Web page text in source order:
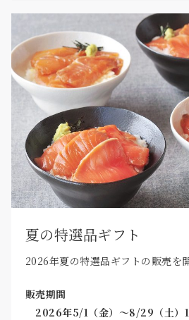
夏の特選品ギフト
2026年夏の特選品ギフトの販売を
販売期間
2026年5/1（金）～8/29（土）